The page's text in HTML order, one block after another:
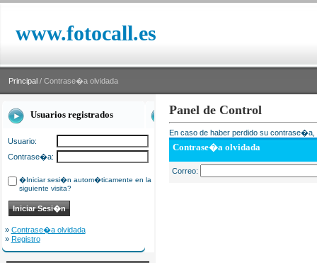
www.fotocall.es
Principal / Contrase�a olvidada
Usuarios registrados
Usuario:
Contrase�a:
�Iniciar sesi�n autom�ticamente en la
siguiente visita?
» Contrase�a olvidada
» Registro
Panel de Control
En caso de haber perdido su
Contrase�a olvidada
Correo: